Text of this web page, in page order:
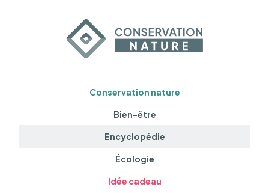
Conservation nature
Bien-être
Encyclopédie
Écologie
Idée cadeau